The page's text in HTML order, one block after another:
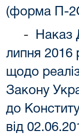
(форма П-
-
Наказ
липня 2016
щодо
Закону
до
від